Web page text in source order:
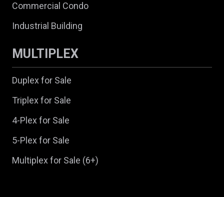
Commercial Condo
Industrial Building
MULTIPLEX
Duplex for Sale
Triplex for Sale
4-Plex for Sale
5-Plex for Sale
Multiplex for Sale (6+)